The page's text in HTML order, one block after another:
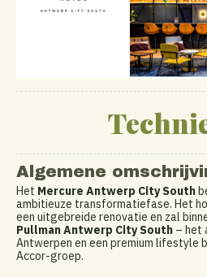
Algemene
Het Mercure Antwerp City South
ambitieuze transformatiefase. Het
een uitgebreide renovatie en zal
Pullman Antwerp City South – het
Antwerpen en een premium lifestyle
Accor-groep.